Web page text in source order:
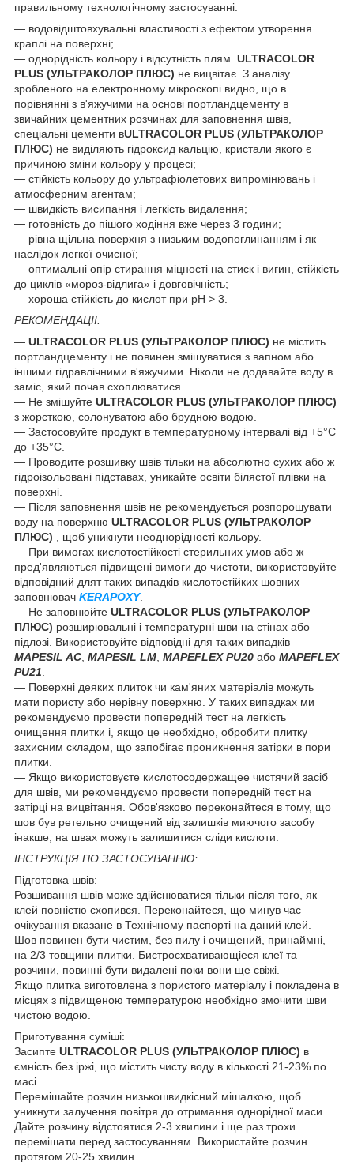
правильному технологічному застосуванні:
— водовідштовхувальні властивості з ефектом утворення
краплі на поверхні;
— однорідність кольору і відсутність плям. ULTRACOLOR
PLUS (УЛЬТРАКОЛОР ПЛЮС) не вицвітає. З аналізу
зробленого на електронному мікроскопі видно, що в
порівнянні з в'яжучими на основі портландцементу в
звичайних цементних розчинах для заповнення швів,
спеціальні цементи вULTRACOLOR PLUS (УЛЬТРАКОЛОР
ПЛЮС) не виділяють гідроксид кальцію, кристали якого є
причиною зміни кольору у процесі;
— стійкість кольору до ультрафіолетових випромінювань і
атмосферним агентам;
— швидкість висипання і легкість видалення;
— готовність до пішого ходіння вже через 3 години;
— рівна щільна поверхня з низьким водопоглинанням і як
наслідок легкої очисної;
— оптимальні опір стирання міцності на стиск і вигин, стійкість
до циклів «мороз-відлига» і довговічність;
— хороша стійкість до кислот при pH > 3.
РЕКОМЕНДАЦІЇ:
— ULTRACOLOR PLUS (УЛЬТРАКОЛОР ПЛЮС) не містить
портландцементу і не повинен змішуватися з вапном або
іншими гідравлічними в'яжучими. Ніколи не додавайте воду в
заміс, який почав схоплюватися.
— Не змішуйте ULTRACOLOR PLUS (УЛЬТРАКОЛОР ПЛЮС)
з жорсткою, солонуватою або брудною водою.
— Застосовуйте продукт в температурному інтервалі від +5°С
до +35°С.
— Проводите розшивку швів тільки на абсолютно сухих або ж
гідроізольовані підставах, уникайте освіти білястої плівки на
поверхні.
— Після заповнення швів не рекомендується розпорошувати
воду на поверхню ULTRACOLOR PLUS (УЛЬТРАКОЛОР
ПЛЮС) , щоб уникнути неоднорідності кольору.
— При вимогах кислотостійкості стерильних умов або ж
пред'являються підвищені вимоги до чистоти, використовуйте
відповідний длят таких випадків кислотостійких шовних
заповнювач KERAPOXY.
— Не заповнюйте ULTRACOLOR PLUS (УЛЬТРАКОЛОР
ПЛЮС) розширювальні і температурні шви на стінах або
підлозі. Використовуйте відповідні для таких випадків
MAPESIL AC, MAPESIL LM, MAPEFLEX PU20 або MAPEFLEX
PU21.
— Поверхні деяких плиток чи кам'яних матеріалів можуть
мати пористу або нерівну поверхню. У таких випадках ми
рекомендуємо провести попередній тест на легкість
очищення плитки і, якщо це необхідно, обробити плитку
захисним складом, що запобігає проникнення затірки в пори
плитки.
— Якщо використовуєте кислотосодержащее чистячий засіб
для швів, ми рекомендуємо провести попередній тест на
затірці на вицвітання. Обов'язково переконайтеся в тому, що
шов був ретельно очищений від залишків миючого засобу
інакше, на швах можуть залишитися сліди кислоти.
ІНСТРУКЦІЯ ПО ЗАСТОСУВАННЮ:
Підготовка швів:
Розшивання швів може здійснюватися тільки після того, як
клей повністю схопився. Переконайтеся, що минув час
очікування вказане в Технічному паспорті на даний клей.
Шов повинен бути чистим, без пилу і очищений, принаймні,
на 2/3 товщини плитки. Бистросхвативающіеся клеї та
розчини, повинні бути видалені поки вони ще свіжі.
Якщо плитка виготовлена з пористого матеріалу і покладена в
місцях з підвищеною температурою необхідно змочити шви
чистою водою.
Приготування суміші:
Засипте ULTRACOLOR PLUS (УЛЬТРАКОЛОР ПЛЮС) в
ємність без іржі, що містить чисту воду в кількості 21-23% по
масі.
Перемішайте розчин низькошвидкісний мішалкою, щоб
уникнути залучення повітря до отримання однорідної маси.
Дайте розчину відстоятися 2-3 хвилини і ще раз трохи
перемішати перед застосуванням. Використайте розчин
протягом 20-25 хвилин.